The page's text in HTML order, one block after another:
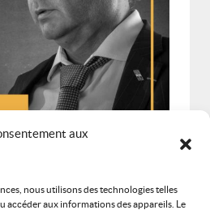
aux
nous utilisons des technologies telles
accéder aux informations des appareils. Le